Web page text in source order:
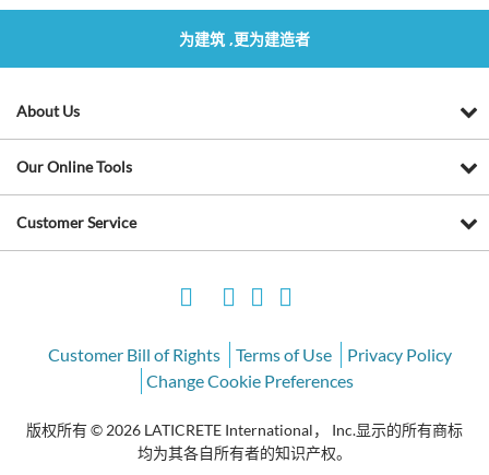
为建筑 ,更为建造者
About Us
Our Online Tools
Customer Service
Customer Bill of Rights Terms of Use
Privacy Policy
Change Cookie Preferences
版权所有 © 2026 LATICRETE International， Inc.显示的所有商标
均为其各自所有者的知识产权。